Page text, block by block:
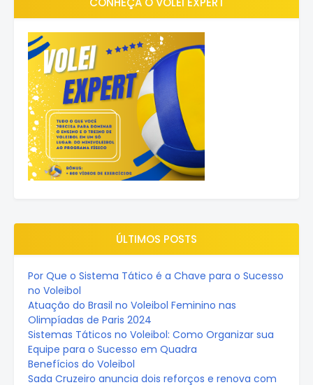
ÚLTIMOS POSTS
Por Que o Sistema Tático é a Chave para o Sucesso
no Voleibol
Atuação do Brasil no Voleibol Feminino nas
Olimpíadas de Paris 2024
Sistemas Táticos no Voleibol: Como Organizar sua
Equipe para o Sucesso em Quadra
Benefícios do Voleibol
Sada Cruzeiro anuncia dois reforços e renova com